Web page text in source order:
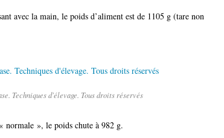
avec la main, le poids d’aliment est de 1105 g (tare non
Techniques d'élevage. Tous droits réservés
normale », le poids chute à 982 g.